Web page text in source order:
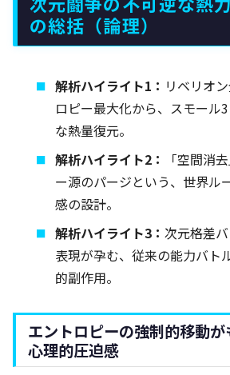
の総括（論理）
解析ハイライト1： リベリオ
ロピー最大化から、スモール
な熱量復元。
解析ハイライト2：
「空間消
ー源のパージという、世界ル
感の設計。
解析ハイライト3：次元格差
表現が孕む、従来の能力バト
的副作用。
エントロピーの強制的移動
心理的圧迫感